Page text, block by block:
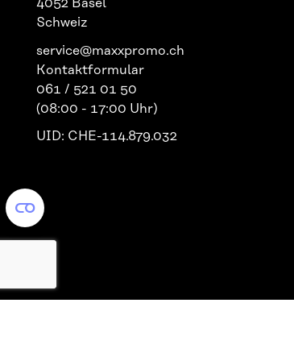
4052 Basel
Schweiz
service@maxxpromo.ch
Kontaktformular
061 / 521 01 50
(08:00 - 17:00 Uhr)
UID: CHE-114.879.032